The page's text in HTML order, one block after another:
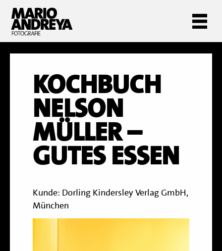
KOCHBUCH
NELSON
MÜLLER –
GUTES ESSEN
Kunde: Dorling Kindersley Verlag GmbH,
München